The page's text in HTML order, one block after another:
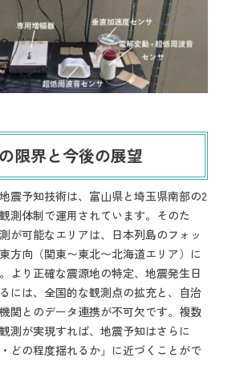
限界と今後の展望
震予知技術は、富山県と埼玉県南部の2
測体制で運用されています。そのた
が可能なエリアは、日本列島のフォッ
方向（関東〜東北〜北海道エリア）に
より正確な震源地の特定、地震発生日
には、全国的な観測点の拡充と、自治
関とのデータ連携が不可欠です。複数
測が実現すれば、地震予知はさらに
・どの程度揺れるか」に近づくことがで